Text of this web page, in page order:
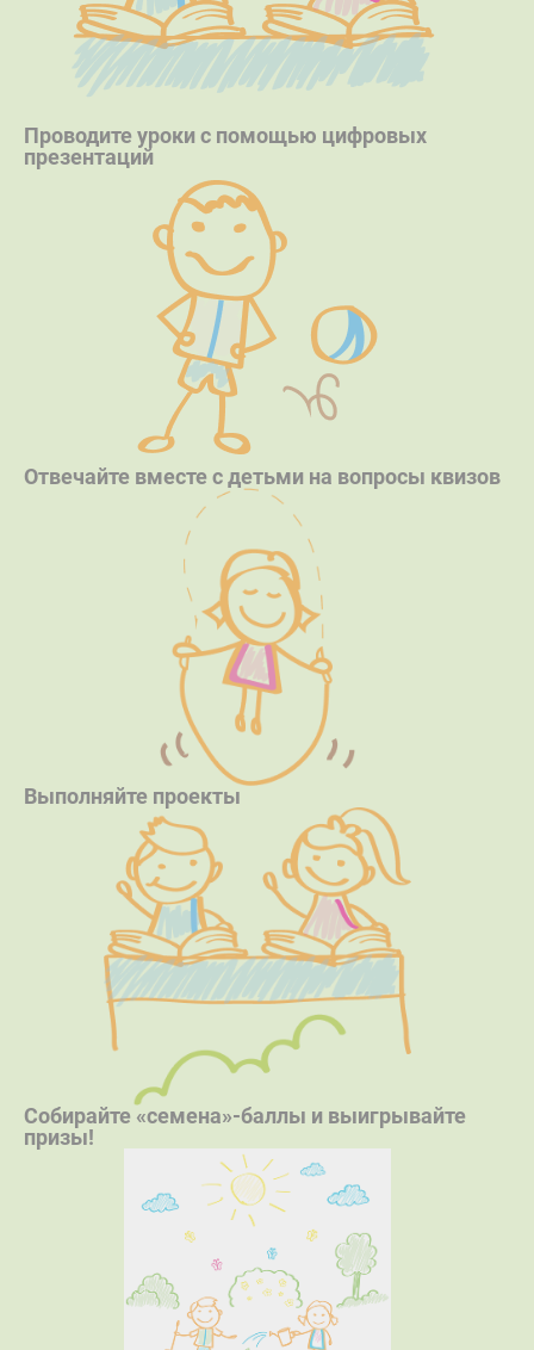
Проводите уроки с помощью цифровых
презентаций
Отвечайте вместе с детьми на вопросы квизов
Выполняйте проекты
Собирайте «семена»-баллы и выигрывайте
призы!